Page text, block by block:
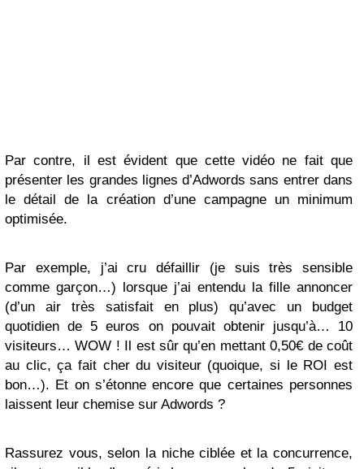
Par contre, il est évident que cette vidéo ne fait que
présenter les grandes lignes d’Adwords sans entrer dans
le détail de la création d’une campagne un minimum
optimisée.
Par exemple, j’ai cru défaillir (je suis très sensible
comme garçon…) lorsque j’ai entendu la fille annoncer
(d’un air très satisfait en plus) qu’avec un budget
quotidien de 5 euros on pouvait obtenir jusqu’à… 10
visiteurs… WOW ! Il est sûr qu’en mettant 0,50€ de coût
au clic, ça fait cher du visiteur (quoique, si le ROI est
bon…). Et on s’étonne encore que certaines personnes
laissent leur chemise sur Adwords ?
Rassurez vous, selon la niche ciblée et la concurrence,